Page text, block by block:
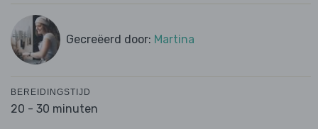
Gecreëerd door: Martina
BEREIDINGSTIJD
20 - 30 minuten